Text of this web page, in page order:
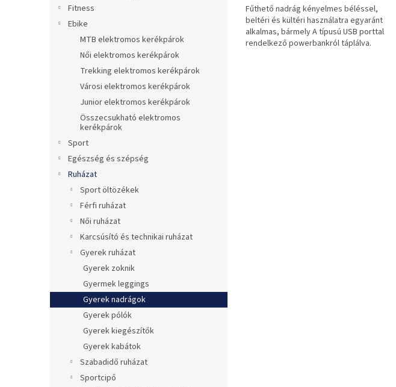
Fitness
Ebike
MTB elektromos kerékpárok
Női elektromos kerékpárok
Trekking elektromos kerékpárok
Városi elektromos kerékpárok
Junior elektromos kerékpárok
Összecsukható elektromos
kerékpárok
Sport
Egészség és szépség
Ruházat
Sport öltözékek
Férfi ruházat
Női ruházat
Karcsúsító és technikai ruházat
Gyerek ruházat
Gyerek zoknik
Gyermek leggings
Gyerek nadrágok
Gyerek pólók
Gyerek kiegészítők
Gyerek kabátok
Szabadidő ruházat
Sportcipő
Fűthető nadrág kényelmes béléssel,
beltéri és kültéri használatra egyaránt
alkalmas, bármely A típusú USB porttal
rendelkező powerbankról táplálva.